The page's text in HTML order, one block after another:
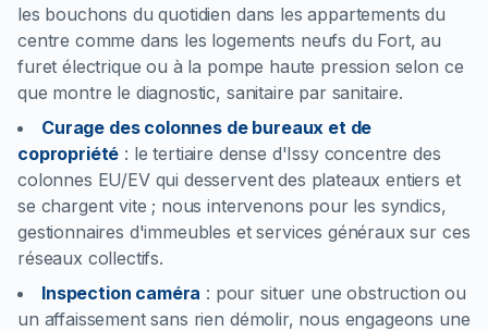
les bouchons du quotidien dans les appartements du
centre comme dans les logements neufs du Fort, au
furet électrique ou à la pompe haute pression selon ce
que montre le diagnostic, sanitaire par sanitaire.
Curage des colonnes de bureaux et de
copropriété : le tertiaire dense d'Issy concentre des
colonnes EU/EV qui desservent des plateaux entiers et
se chargent vite ; nous intervenons pour les syndics,
gestionnaires d'immeubles et services généraux sur ces
réseaux collectifs.
Inspection caméra : pour situer une obstruction ou
un affaissement sans rien démolir, nous engageons une